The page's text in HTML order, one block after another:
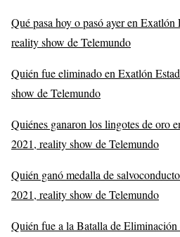
Qué pasa hoy o pasó ayer en
reality show de Telemundo
Quién fue eliminado en Exatlón
show de Telemundo
Quiénes ganaron los lingotes de oro
2021, reality show de Telemundo
Quién ganó medalla de
2021, reality show de Telemundo
Quién fue a la Batalla de